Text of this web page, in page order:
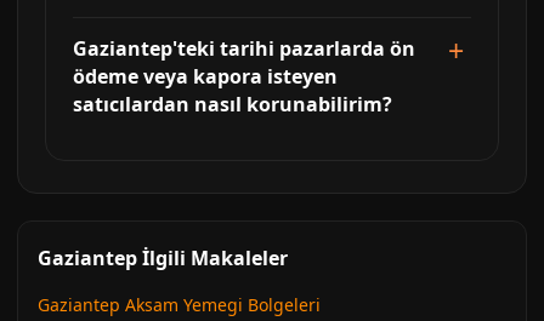
Gaziantep'teki tarihi pazarlarda ön
ödeme veya kapora isteyen
satıcılardan nasıl korunabilirim?
Gaziantep İlgili Makaleler
Gaziantep Aksam Yemegi Bolgeleri